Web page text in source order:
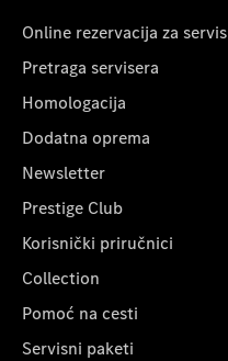
Online rezervacija za servis
Pretraga servisera
Homologacija
Dodatna oprema
Newsletter
Prestige Club
Korisnički priručnici
Collection
Pomoć na cesti
Servisni paketi